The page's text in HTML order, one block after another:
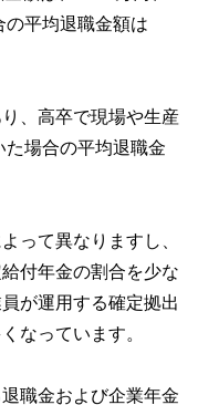
平均退職金額は
、高卒で現場や生産
場合の平均退職金
って異なりますし、
付年金の割合を少な
が運用する確定拠出
なっています。
職金および企業年金